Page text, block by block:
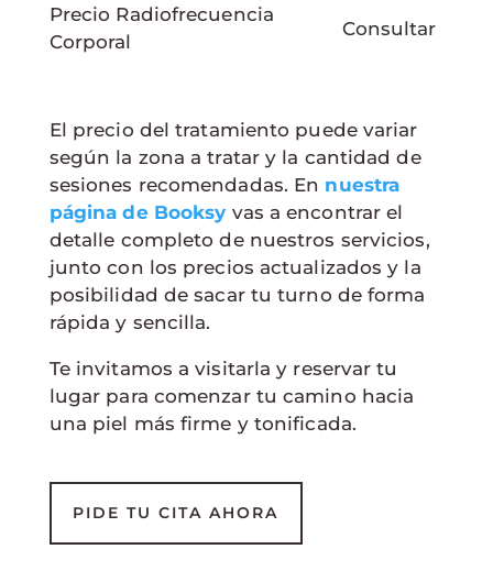
Precio Radiofrecuencia
Corporal
Consultar
El precio del tratamiento puede variar
según la zona a tratar y la cantidad de
sesiones recomendadas. En nuestra
página de Booksy vas a encontrar el
detalle completo de nuestros servicios,
junto con los precios actualizados y la
posibilidad de sacar tu turno de forma
rápida y sencilla.
Te invitamos a visitarla y reservar tu
lugar para comenzar tu camino hacia
una piel más firme y tonificada.
PIDE TU CITA AHORA